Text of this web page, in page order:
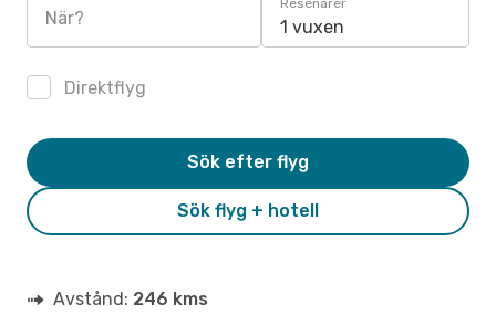
När?
Resenärer
1 vuxen
Direktflyg
Sök flyg + hotell
Sök efter flyg
Avstånd: 246 kms